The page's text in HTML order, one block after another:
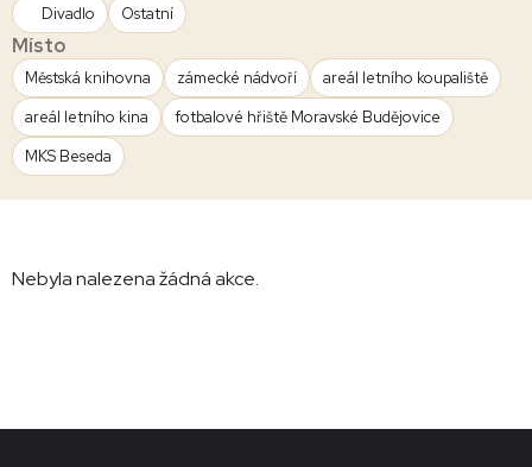
Divadlo
Ostatní
Místo
Městská knihovna zámecké nádvoří
areál letního koupaliště
areál letního kina
fotbalové hřiště Moravské Budějovice
MKS Beseda
Nebyla nalezena žádná akce.